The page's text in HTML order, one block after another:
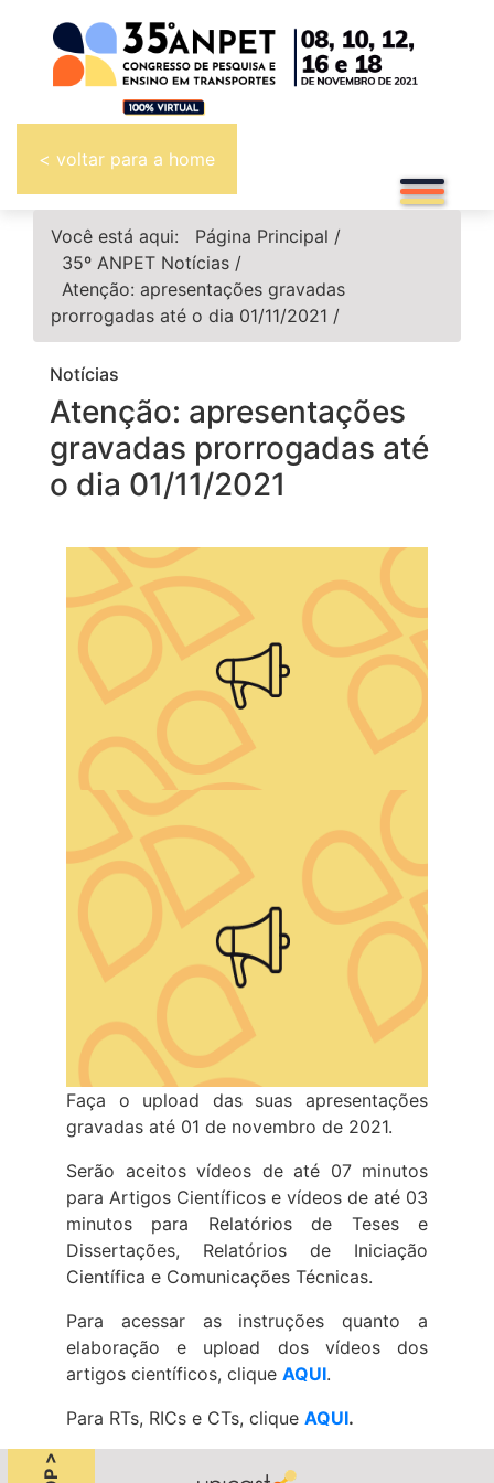
< voltar para a home
Você está aqui: Página Principal /
35º ANPET Notícias /
Atenção: apresentações gravadas
prorrogadas até o dia 01/11/2021 /
Notícias
Atenção: apresentações
gravadas prorrogadas até
o dia 01/11/2021
Faça o upload das suas apresentações
gravadas até 01 de novembro de 2021.
Serão aceitos vídeos de até 07 minutos
para Artigos Científicos e vídeos de até 03
minutos para Relatórios de Teses e
Dissertações, Relatórios de Iniciação
Científica e Comunicações Técnicas.
Para acessar as instruções quanto a
elaboração e upload dos vídeos dos
artigos científicos, clique AQUI.
Para RTs, RICs e CTs, clique AQUI.